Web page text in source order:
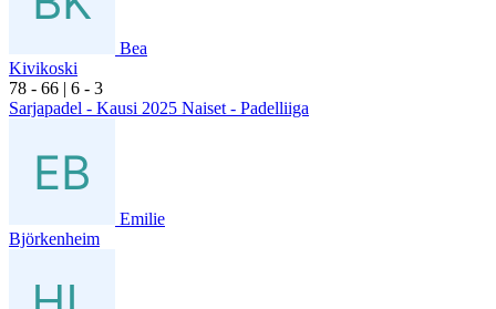
Bea
Kivikoski
78 - 66 | 6 - 3
Sarjapadel - Kausi 2025 Naiset - Padelliiga
Emilie
Björkenheim